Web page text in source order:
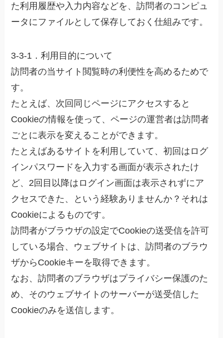
た利用履歴や入力内容などを、訪問者のコンピュ
ータにファイルとして保存しておく仕組みです。
3-3-1．利用目的について
訪問者の当サイト閲覧時の利便性を高めるためで
す。
たとえば、次回同じページにアクセスすると
Cookieの情報を使って、ページの運営者は訪問者
ごとに表示を変えることができます。
たとえばあるサイトを利用していて、初回はログ
インパスワードを入力する画面が表示されたけ
ど、2回目以降はログイン画面は表示されずにア
クセスできた、という経験ありませんか？それは
Cookieによるものです。
訪問者がブラウザの設定でCookieの送受信を許可
している場合、ウェブサイトは、訪問者のブラウ
ザからCookieキーを取得できます。
なお、訪問者のブラウザはプライバシー保護のた
め、そのウェブサイトのサーバーが送受信した
Cookieのみを送信します。